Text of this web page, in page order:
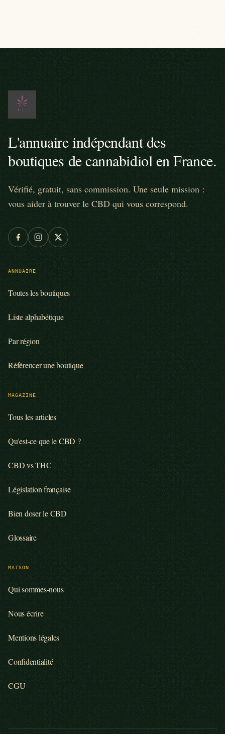
L'annuaire indépendant des
boutiques de cannabidiol en France.
Vérifié, gratuit, sans commission. Une seule mission :
vous aider à trouver le CBD qui vous correspond.
ANNUAIRE
Toutes les boutiques
Liste alphabétique
Par région
Référencer une boutique
MAGAZINE
Tous les articles
Qu'est-ce que le CBD ?
CBD vs THC
Législation française
Bien doser le CBD
Glossaire
MAISON
Qui sommes-nous
Nous écrire
Mentions légales
Confidentialité
CGU